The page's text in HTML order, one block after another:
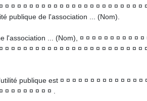
¤ ¤ ¤ ¤ ¤ ¤ ¤ ¤ ¤ ¤ ¤ ¤ ¤ ¤ ¤ ¤ ¤ ¤ ¤ ¤ ¤ ¤ ¤
publique de l'association ... (Nom).
l'association ... (Nom), ¤ ¤ ¤ ¤ ¤ ¤ ¤ ¤ ¤ ¤
¤ ¤ ¤ ¤ ¤ ¤ ¤ ¤ ¤ ¤ ¤ ¤ ¤ ¤ ¤ ¤ ¤ ¤ ¤ ¤ ¤ ¤ ¤
publique est ¤ ¤ ¤ ¤ ¤ ¤ ¤ ¤ ¤ ¤ ¤ ¤ ¤
¤ ¤ ¤ ¤ ¤ ¤ ¤ ¤ .